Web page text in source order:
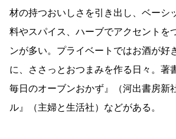
材の持つおいしさを引き出し、ベーシ
料やスパイス、ハーブでアクセントを
ンが多い。プライベートではお酒が好
に、ささっとおつまみを作る日々。著
毎日のオーブンおかず』（河出書房新
ル』（主婦と生活社）などがある。